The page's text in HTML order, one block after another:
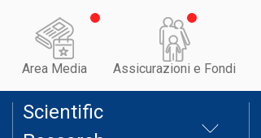
Area Media Assicurazioni e Fondi
Scientific